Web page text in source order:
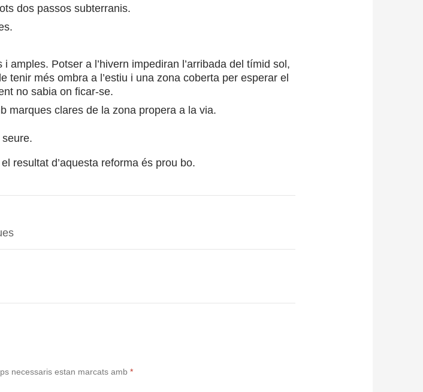
dos passos subterranis.
amples. Potser a l’hivern impediran l’arribada del tímid sol,
tenir més ombra a l’estiu i una zona coberta per esperar el
no sabia on ficar-se.
marques clares de la zona propera a la via.
resultat d’aquesta reforma és prou bo.
necessaris estan marcats amb *